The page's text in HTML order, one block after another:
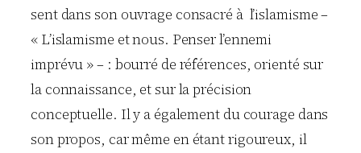
sent dans son ouvrage consacré à l’islamisme –
« L’islamisme et nous. Penser l’ennemi
imprévu » – : bourré de références, orienté sur
la connaissance, et sur la précision
conceptuelle. Il y a également du courage dans
son propos, car même en étant rigoureux, il